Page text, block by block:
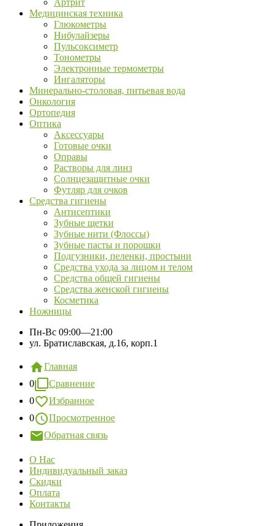
Артрит
Медицинская техника
Глюкометры
Нибулайзеры
Пульсоксиметр
Тонометры
Электронные термометры
Ингаляторы
Минерально-столовая, питьевая вода
Онкология
Ортопедия
Оптика
Аксессуары
Готовые очки
Оправы
Растворы для линз
Солнцезащитные очки
Футляр для очков
Средства гигиены
Антисептики
Зубные щетки
Зубные нити (Флоссы)
Зубные пасты и порошки
Подгузники, пеленки, простыни
Средства ухода за лицом и телом
Средства общей гигиены
Средства женской гигиены
Косметика
Ножницы
Пн-Вс 09:00—21:00
ул. Братиславская, д.16, корп.1
Главная
0
Сравнение
0
Избранное
0
Просмотренное
Обратная связь
О Нас
Индивидуальный заказ
Скидки
Оплата
Контакты